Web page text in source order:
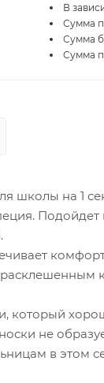
В
Сумма
Сумма
Сумма
школы на 1
Подойдет
который
не
в этом